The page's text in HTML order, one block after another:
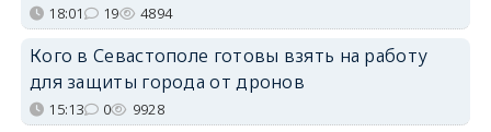
18:01 19 4894
Кого в Севастополе готовы взять на работу
для защиты города от дронов
15:13 0 9928